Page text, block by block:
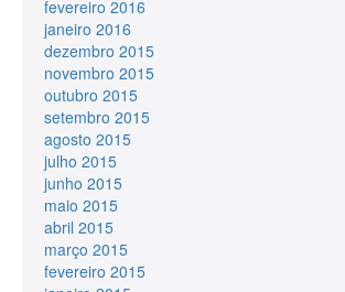
fevereiro 2016
janeiro 2016
dezembro 2015
novembro 2015
outubro 2015
setembro 2015
agosto 2015
julho 2015
junho 2015
maio 2015
abril 2015
março 2015
fevereiro 2015